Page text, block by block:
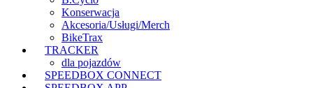
Konserwacja
Akcesoria/Usługi/Merch
BikeTrax
TRACKER
dla pojazdów
SPEEDBOX CONNECT